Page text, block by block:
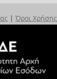
| Όροι Χρήσης